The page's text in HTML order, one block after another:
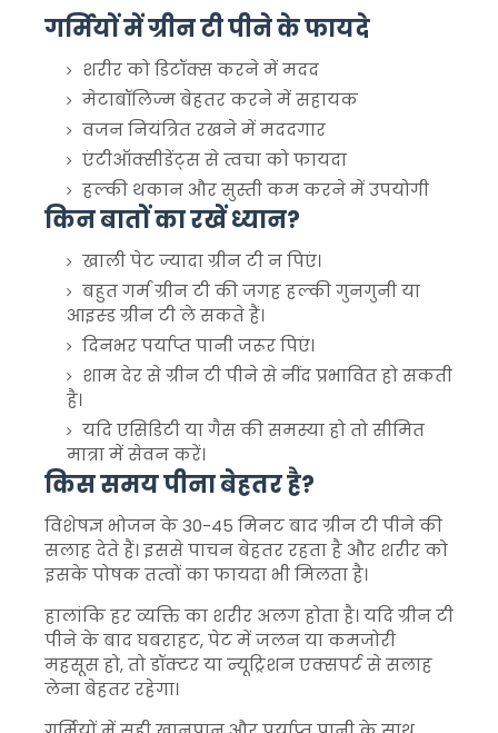
गर्मियों में ग्रीन टी पीने के फायदे
शरीर को डिटॉक्स करने में मदद
मेटाबॉलिज्म बेहतर करने में सहायक
वजन नियंत्रित रखने में मददगार
एंटीऑक्सीडेंट्स से त्वचा को फायदा
हल्की थकान और सुस्ती कम करने में उपयोगी
किन बातों का रखें ध्यान?
खाली पेट ज्यादा ग्रीन टी न पिएं।
बहुत गर्म ग्रीन टी की जगह हल्की गुनगुनी या
आइस्ड ग्रीन टी ले सकते हैं।
दिनभर पर्याप्त पानी जरूर पिएं।
शाम देर से ग्रीन टी पीने से नींद प्रभावित हो सकती
है।
यदि एसिडिटी या गैस की समस्या हो तो सीमित
मात्रा में सेवन करें।
किस समय पीना बेहतर है?
विशेषज्ञ भोजन के 30-45 मिनट बाद ग्रीन टी पीने की
सलाह देते हैं। इससे पाचन बेहतर रहता है और शरीर को
इसके पोषक तत्वों का फायदा भी मिलता है।
हालांकि हर व्यक्ति का शरीर अलग होता है। यदि ग्रीन टी
पीने के बाद घबराहट, पेट में जलन या कमजोरी
महसूस हो, तो डॉक्टर या न्यूट्रिशन एक्सपर्ट से सलाह
लेना बेहतर रहेगा।